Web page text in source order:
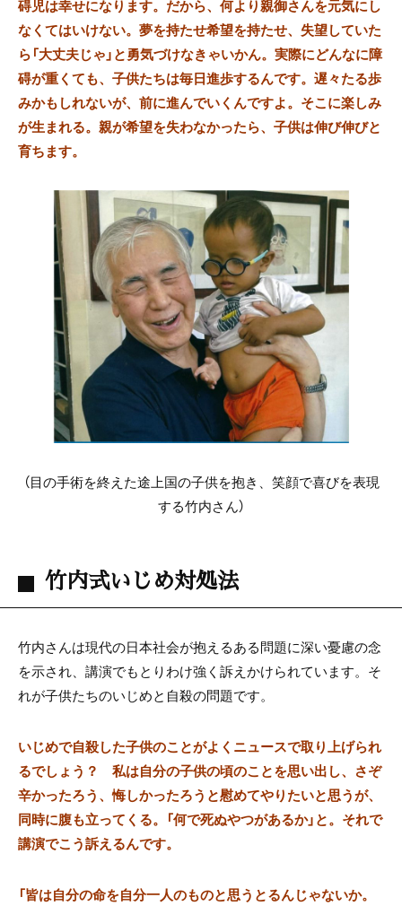
碍児は幸せになります。だから、何より親御さんを元気にし
なくてはいけない。夢を持たせ希望を持たせ、失望していた
ら「大丈夫じゃ」と勇気づけなきゃいかん。実際にどんなに障
碍が重くても、子供たちは毎日進歩するんです。遅々たる歩
みかもしれないが、前に進んでいくんですよ。そこに楽しみ
が生まれる。親が希望を失わなかったら、子供は伸び伸びと
育ちます。
（目の手術を終えた途上国の子供を抱き、笑顔で喜びを表現
する竹内さん）
竹内式いじめ対処法
竹内さんは現代の日本社会が抱えるある問題に深い憂慮の念
を示され、講演でもとりわけ強く訴えかけられています。そ
れが子供たちのいじめと自殺の問題です。
いじめで自殺した子供のことがよくニュースで取り上げられ
るでしょう？ 私は自分の子供の頃のことを思い出し、さぞ
辛かったろう、悔しかったろうと慰めてやりたいと思うが、
同時に腹も立ってくる。「何で死ぬやつがあるか」と。それで
講演でこう訴えるんです。
「皆は自分の命を自分一人のものと思うとるんじゃないか。